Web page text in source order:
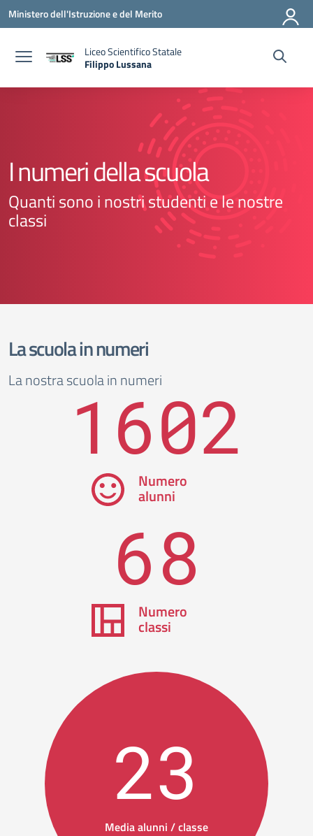
Vai ai contenuti
Vai al menu di navigazione
Vai al footer
Ministero dell'Istruzione e del Merito
Liceo Scientifico Statale
Filippo Lussana
I numeri della scuola
Quanti sono i nostri studenti e le nostre
classi
La scuola in numeri
La nostra scuola in numeri
1602
Numero
alunni
68
Numero
classi
23
Media alunni / classe